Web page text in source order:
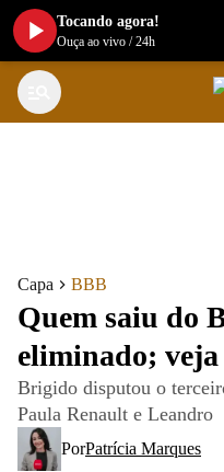
Capa BBB
Quem saiu do
eliminado; veja
Brigido disputou o
Paula Renault e Leandro
PorPatrícia Marques
Tocando agora!
Ouça ao vivo /24h